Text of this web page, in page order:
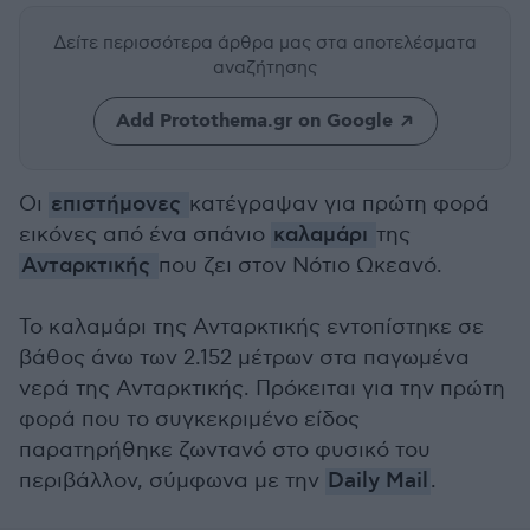
Δείτε περισσότερα άρθρα μας στα αποτελέσματα
αναζήτησης
Add Protothema.gr on Google
Οι επιστήμονες κατέγραψαν για πρώτη φορά
εικόνες από ένα σπάνιο καλαμάρι της
Ανταρκτικής που ζει στον Νότιο Ωκεανό.
Το καλαμάρι της Ανταρκτικής εντοπίστηκε σε
βάθος άνω των 2.152 μέτρων στα παγωμένα
νερά της Ανταρκτικής. Πρόκειται για την πρώτη
φορά που το συγκεκριμένο είδος
παρατηρήθηκε ζωντανό στο φυσικό του
περιβάλλον, σύμφωνα με την Daily Mail.